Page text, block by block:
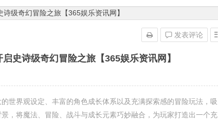
诗级奇幻冒险之旅【365娱乐资讯网】
启史诗级奇幻冒险之旅【365娱乐资讯网】
发表评论
世界观设定、丰富的角色成长体系以及充满探索感的冒险玩法，吸
，将魔法、冒险、战斗与成长元素巧妙融合，为玩家打造出一个充